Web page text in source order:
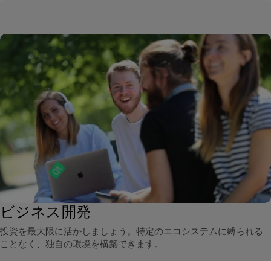
ビジネス開発
投資を最大限に活かしましょう。特定のエコシステムに縛られる
ことなく、独自の環境を構築できます。